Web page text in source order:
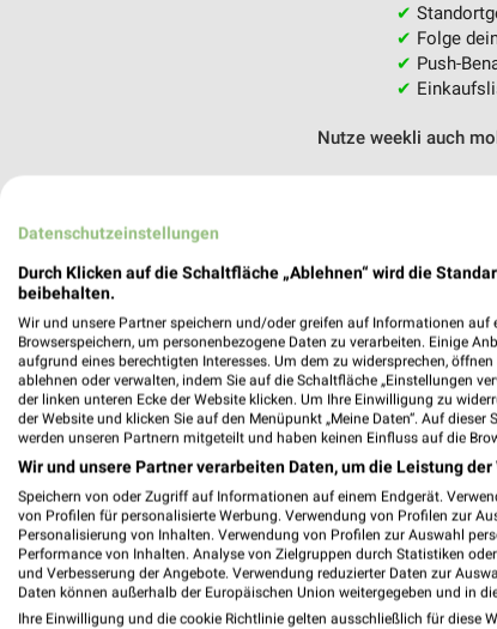
✔
✔ Folge
✔ Push-
✔
Nutze weekli auch
A.T.U Bamberg
Von-Ketteler-Straße 4
96050 Bamberg
Datenschutzeinstellungen
Durch Klicken auf die Schaltfläche „Ablehnen“ wird die
beibehalten.
Wir und unsere Partner speichern und/oder greifen auf Informationen auf
Browserspeichern, um personenbezogene Daten zu verarbeiten. Einige
aufgrund eines berechtigten Interesses. Um dem zu widersprechen,
ablehnen oder verwalten, indem Sie auf die Schaltfläche „Einstellungen
der linken unteren Ecke der Website klicken. Um Ihre Einwilligung zu
der Website und klicken Sie auf den Menüpunkt „Meine Daten“. Auf
werden unseren Partnern mitgeteilt und haben keinen Einfluss auf die
Wir und unsere Partner verarbeiten Daten, um die Leistung
Speichern von oder Zugriff auf Informationen auf einem Endgerät.
von Profilen für personalisierte Werbung. Verwendung von Profilen zur
Personalisierung von Inhalten. Verwendung von Profilen zur Auswahl
Performance von Inhalten. Analyse von Zielgruppen durch Statistiken
und Verbesserung der Angebote. Verwendung reduzierter Daten zur
Daten können außerhalb der Europäischen Union weitergegeben und in
Ihre Einwilligung und die cookie Richtlinie gelten ausschließlich für diese